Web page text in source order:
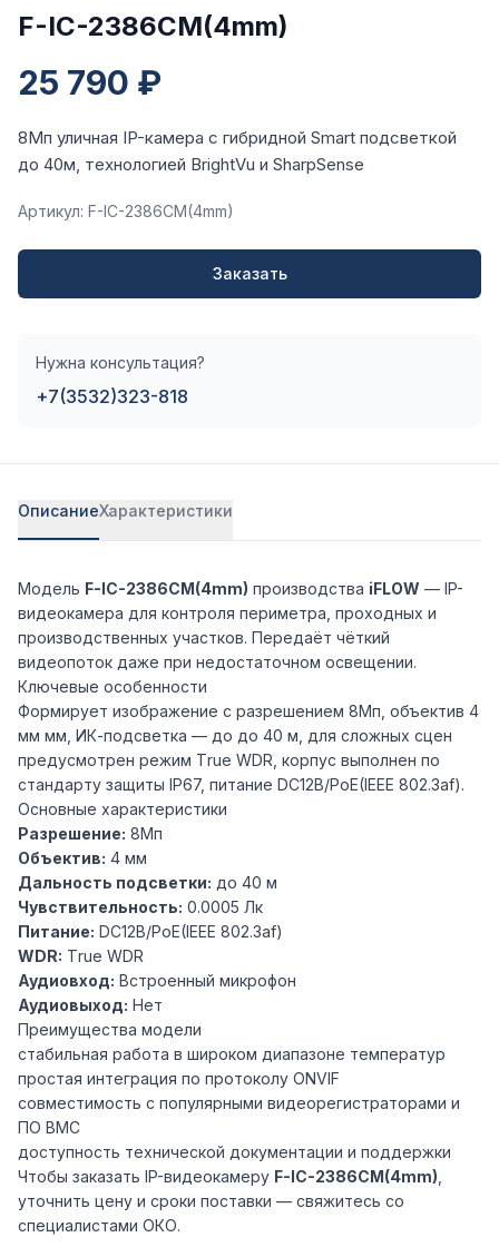
F-IC-2386CM(4mm)
25 790 ₽
8Мп уличная IP-камера с гибридной Smart подсветкой
до 40м, технологией BrightVu и SharpSense
Артикул: F-IC-2386CM(4mm)
Заказать
Нужна консультация?
+7(3532)323-818
ОписаниеХарактеристики
Модель F-IC-2386CM(4mm) производства iFLOW — IP-
видеокамера для контроля периметра, проходных и
производственных участков. Передаёт чёткий
видеопоток даже при недостаточном освещении.
Ключевые особенности
Формирует изображение с разрешением 8Мп, объектив 4
мм мм, ИК-подсветка — до до 40 м, для сложных сцен
предусмотрен режим Тrue WDR, корпус выполнен по
стандарту защиты IP67, питание DC12В/PoE(IEEE 802.3af).
Основные характеристики
Разрешение: 8Мп
Объектив: 4 мм
Дальность подсветки: до 40 м
Чувствительность: 0.0005 Лк
Питание: DC12В/PoE(IEEE 802.3af)
WDR: Тrue WDR
Аудиовход: Встроенный микрофон
Аудиовыход: Нет
Преимущества модели
стабильная работа в широком диапазоне температур
простая интеграция по протоколу ONVIF
совместимость с популярными видеорегистраторами и
ПО ВМС
доступность технической документации и поддержки
Чтобы заказать IP-видеокамеру F-IC-2386CM(4mm)
уточнить цену и сроки поставки — свяжитесь со
специалистами ОКО.